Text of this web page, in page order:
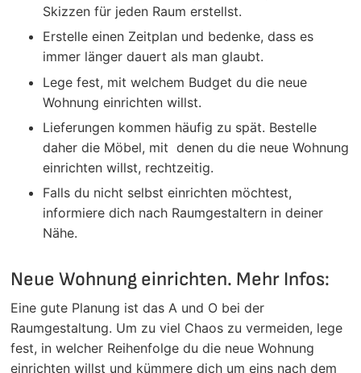
Skizzen für jeden Raum erstellst.
Erstelle einen Zeitplan und bedenke, dass es
immer länger dauert als man glaubt.
Lege fest, mit welchem Budget du die neue
Wohnung einrichten willst.
Lieferungen kommen häufig zu spät. Bestelle
daher die Möbel, mit denen du die neue Wohnung
einrichten willst, rechtzeitig.
Falls du nicht selbst einrichten möchtest,
informiere dich nach Raumgestaltern in deiner
Nähe.
Neue Wohnung einrichten. Mehr Infos:
Eine gute Planung ist das A und O bei der
Raumgestaltung. Um zu viel Chaos zu vermeiden, lege
fest, in welcher Reihenfolge du die neue Wohnung
einrichten willst und kümmere dich um eins nach dem